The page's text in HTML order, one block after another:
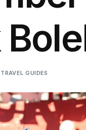
TRAVEL GUIDES